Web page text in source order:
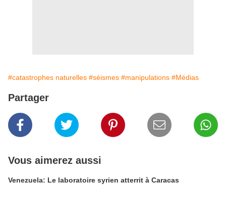
#catastrophes naturelles #séismes #manipulations #Médias
Partager
Vous aimerez aussi
Venezuela: Le laboratoire syrien atterrit à Caracas